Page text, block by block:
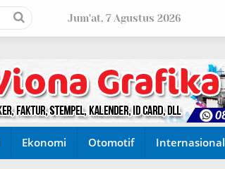
Jum'at, 7 Agustus 2026
Ekonomi Otomotif Internasional